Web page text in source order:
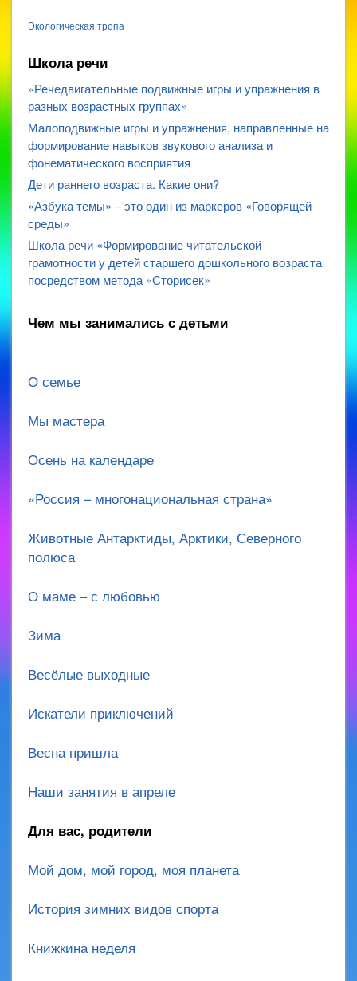
Экологическая тропа
Школа речи
«Речедвигательные подвижные игры и упражнения в
разных возрастных группах»
Малоподвижные игры и упражнения, направленные на
формирование навыков звукового анализа и
фонематического восприятия
Дети раннего возраста. Какие они?
«Азбука темы» – это один из маркеров «Говорящей
среды»
Школа речи «Формирование читательской
грамотности у детей старшего дошкольного возраста
посредством метода «Сторисек»
Чем мы занимались с детьми
О семье
Мы мастера
Осень на календаре
«Россия – многонациональная страна»
Животные Антарктиды, Арктики, Северного
полюса
О маме – с любовью
Зима
Весёлые выходные
Искатели приключений
Весна пришла
Наши занятия в апреле
Для вас, родители
Мой дом, мой город, моя планета
История зимних видов спорта
Книжкина неделя